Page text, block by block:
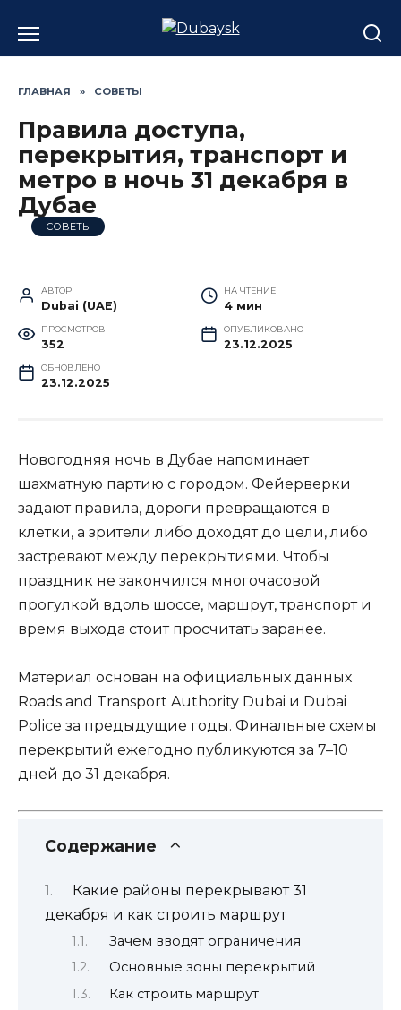
содержанию
ГЛАВНАЯ » СОВЕТЫ
Правила доступа,
перекрытия, транспорт и
метро в ночь 31 декабря в
Дубае
СОВЕТЫ
АВТОР
Dubai (UAE)
НА ЧТЕНИЕ
4 мин
ПРОСМОТРОВ
352
ОПУБЛИКОВАНО
23.12.2025
ОБНОВЛЕНО
23.12.2025
Новогодняя ночь в Дубае напоминает
шахматную партию с городом. Фейерверки
задают правила, дороги превращаются в
клетки, а зрители либо доходят до цели, либо
застревают между перекрытиями. Чтобы
праздник не закончился многочасовой
прогулкой вдоль шоссе, маршрут, транспорт и
время выхода стоит просчитать заранее.
Материал основан на официальных данных
Roads and Transport Authority Dubai и Dubai
Police за предыдущие годы. Финальные схемы
перекрытий ежегодно публикуются за 7–10
дней до 31 декабря.
Содержание
Какие районы перекрывают 31
декабря и как строить маршрут
Зачем вводят ограничения
Основные зоны перекрытий
Как строить маршрут